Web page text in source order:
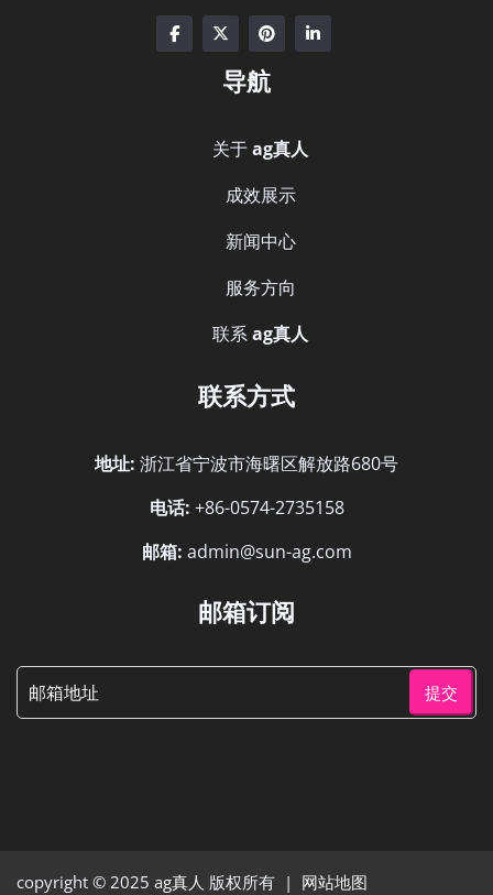
导航
关于ag真人
成效展示
新闻中心
服务方向
联系ag真人
联系方式
地址: 浙江省宁波市海曙区解放路680号
电话: +86-0574-2735158
邮箱: admin@sun-ag.com
邮箱订阅
提交
copyright © 2025 ag真人 版权所有 | 网站地图